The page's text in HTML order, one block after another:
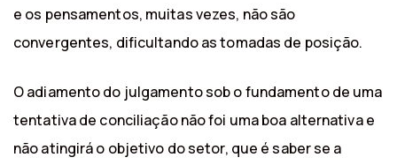
e os pensamentos, muitas vezes, não são
convergentes, dificultando as tomadas de posição.
O adiamento do julgamento sob o fundamento de uma
tentativa de conciliação não foi uma boa alternativa e
não atingirá o objetivo do setor, que é saber se a